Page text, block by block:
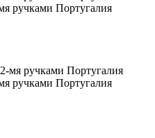
ручками Португалия
ручками Португалия